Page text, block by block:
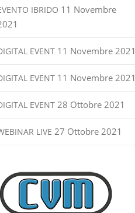
IBRIDO 11 Novembre
EVENT 11 Novembre 2021
EVENT 11 Novembre 2021
EVENT 28 Ottobre 2021
LIVE 27 Ottobre 2021